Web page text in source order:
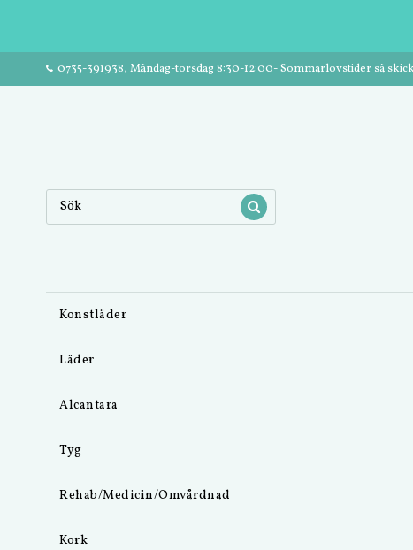
0735-391938, Måndag-torsdag 8:30-12:00- Sommarlovstider så
Konstläder
Läder
Alcantara
Tyg
Rehab/Medicin/Omvårdnad
Kork